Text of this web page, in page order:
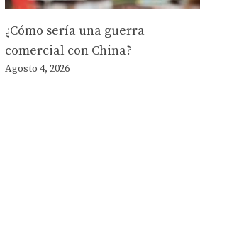
¿Cómo sería una guerra
comercial con China?
Agosto 4, 2026